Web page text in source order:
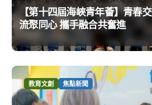
【第十四屆海峽青年薈】青春交
流聚同心 攜手融合共奮進
教育文創 焦點新聞